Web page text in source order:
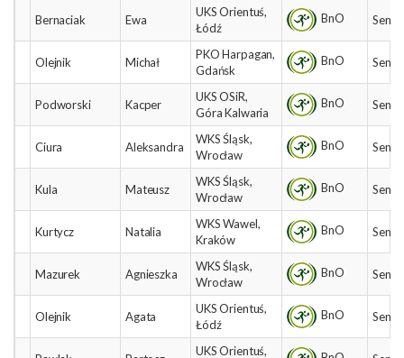
Bernaciak Ewa
UKS Orientuś,
Łódź
BnO
Olejnik Michał
PKO Harpagan,
Gdańsk
BnO
Podworski Kacper
UKS OSiR,
Góra Kalwaria
BnO
Ciura Aleksandra
WKS Śląsk,
Wrocław
BnO
Kula Mateusz
WKS Śląsk,
Wrocław
BnO
Kurtycz Natalia
WKS Wawel,
Kraków
BnO
Mazurek Agnieszka
WKS Śląsk,
Wrocław
BnO
Olejnik Agata
UKS Orientuś,
Łódź
BnO
UKS Orientuś,